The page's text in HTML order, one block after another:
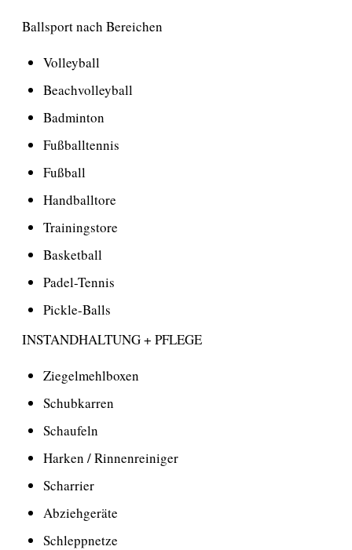
Ballsport nach Bereichen
Volleyball
Beachvolleyball
Badminton
Fußballtennis
Fußball
Handballtore
Trainingstore
Basketball
Padel-Tennis
Pickle-Balls
INSTANDHALTUNG + PFLEGE
Ziegelmehlboxen
Schubkarren
Schaufeln
Harken / Rinnenreiniger
Scharrier
Abziehgeräte
Schleppnetze